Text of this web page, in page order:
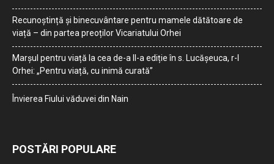
Recunoștință și binecuvântare pentru mamele dătătoare de
viață – din partea preoților Vicariatului Orhei
Marșul pentru viață la cea de-a II-a ediție în s. Lucășeuca, r-l
Orhei: „Pentru viață, cu inimă curată”
Învierea Fiului văduvei din Nain
POSTĂRI POPULARE